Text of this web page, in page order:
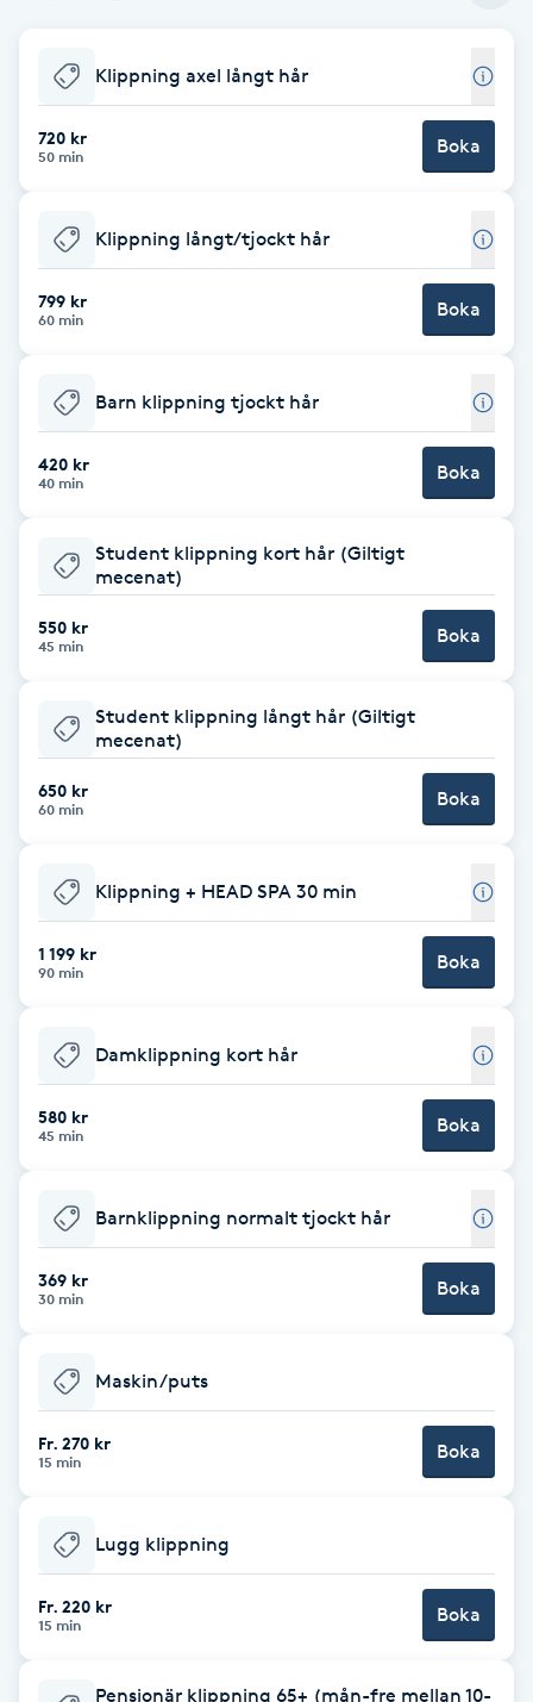
Balayage
Barber
Barnklippning
Bottenfärg
Brynformning
Brynfärgning
Brynplockning
Color correction
Cryoterapi
Damklippning
Dermapen
Diamantslipning
E
Enzympeeling
Extensions
Extensions borttagning
Eyeliner-tatuering
Face framing
Klippning axel långt hår
720 kr
50 min Boka
Klippning långt/tjockt hår
799 kr
60 min Boka
Barn klippning tjockt hår
420 kr
40 min Boka
Student klippning kort hår (Giltigt
mecenat)
550 kr
45 min Boka
Student klippning långt hår (Giltigt
mecenat)
650 kr
60 min Boka
Klippning + HEAD SPA 30 min
1 199 kr
90 min Boka
Damklippning kort hår
580 kr
45 min Boka
Barnklippning normalt tjockt hår
369 kr
30 min Boka
Maskin/puts
Fr. 270 kr
15 min Boka
Lugg klippning
Fr. 220 kr
15 min Boka
Pensionär klippning 65+ (mån-fre mellan 10-